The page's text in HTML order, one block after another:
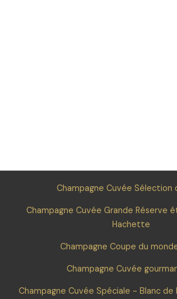
Champagne Cuvée Sélection
Champagne Cuvée Grande Réserve
Hachette
Champagne Coupe du
Champagne Cuvée
Champagne Cuvée Spéciale - Blanc